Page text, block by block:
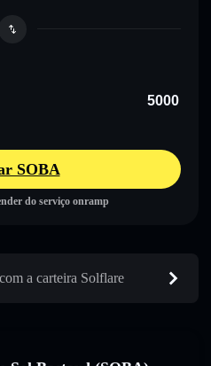
SOBA
do serviço onramp
a carteira Solflare